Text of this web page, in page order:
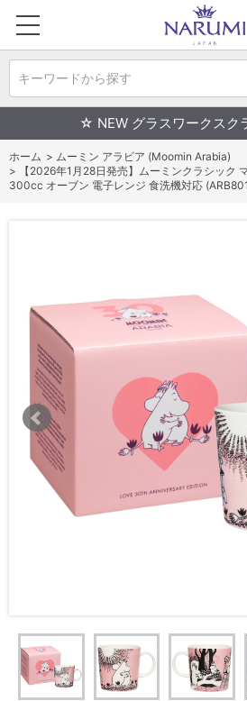
キーワードから探す
☆ NEW グラスワークスク
ホーム > ムーミン アラビア (Moomin Arabia)
>
【2026年1月28日発売】ムーミンクラシック
300cc オーブン 電子レンジ 食洗機対応